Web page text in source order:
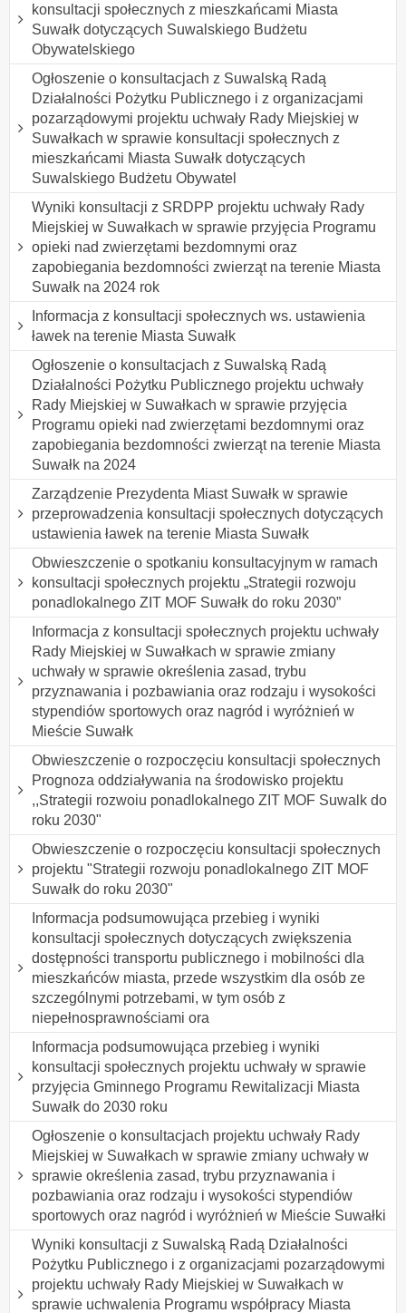
konsultacji społecznych z mieszkańcami Miasta
Suwałk dotyczących Suwalskiego Budżetu
Obywatelskiego
Ogłoszenie o konsultacjach z Suwalską Radą
Działalności Pożytku Publicznego i z organizacjami
pozarządowymi projektu uchwały Rady Miejskiej w
Suwałkach w sprawie konsultacji społecznych z
mieszkańcami Miasta Suwałk dotyczących
Suwalskiego Budżetu Obywatel
Wyniki konsultacji z SRDPP projektu uchwały Rady
Miejskiej w Suwałkach w sprawie przyjęcia Programu
opieki nad zwierzętami bezdomnymi oraz
zapobiegania bezdomności zwierząt na terenie Miasta
Suwałk na 2024 rok
Informacja z konsultacji społecznych ws. ustawienia
ławek na terenie Miasta Suwałk
Ogłoszenie o konsultacjach z Suwalską Radą
Działalności Pożytku Publicznego projektu uchwały
Rady Miejskiej w Suwałkach w sprawie przyjęcia
Programu opieki nad zwierzętami bezdomnymi oraz
zapobiegania bezdomności zwierząt na terenie Miasta
Suwałk na 2024
Zarządzenie Prezydenta Miast Suwałk w sprawie
przeprowadzenia konsultacji społecznych dotyczących
ustawienia ławek na terenie Miasta Suwałk
Obwieszczenie o spotkaniu konsultacyjnym w ramach
konsultacji społecznych projektu „Strategii rozwoju
ponadlokalnego ZIT MOF Suwałk do roku 2030”
Informacja z konsultacji społecznych projektu uchwały
Rady Miejskiej w Suwałkach w sprawie zmiany
uchwały w sprawie określenia zasad, trybu
przyznawania i pozbawiania oraz rodzaju i wysokości
stypendiów sportowych oraz nagród i wyróżnień w
Mieście Suwałk
Obwieszczenie o rozpoczęciu konsultacji społecznych
Prognoza oddziaływania na środowisko projektu
,,Strategii rozwoiu ponadlokalnego ZIT MOF Suwalk do
roku 2030"
Obwieszczenie o rozpoczęciu konsultacji społecznych
projektu "Strategii rozwoju ponadlokalnego ZIT MOF
Suwałk do roku 2030"
Informacja podsumowująca przebieg i wyniki
konsultacji społecznych dotyczących zwiększenia
dostępności transportu publicznego i mobilności dla
mieszkańców miasta, przede wszystkim dla osób ze
szczególnymi potrzebami, w tym osób z
niepełnosprawnościami ora
Informacja podsumowująca przebieg i wyniki
konsultacji społecznych projektu uchwały w sprawie
przyjęcia Gminnego Programu Rewitalizacji Miasta
Suwałk do 2030 roku
Ogłoszenie o konsultacjach projektu uchwały Rady
Miejskiej w Suwałkach w sprawie zmiany uchwały w
sprawie określenia zasad, trybu przyznawania i
pozbawiania oraz rodzaju i wysokości stypendiów
sportowych oraz nagród i wyróżnień w Mieście Suwałki
Wyniki konsultacji z Suwalską Radą Działalności
Pożytku Publicznego i z organizacjami pozarządowymi
projektu uchwały Rady Miejskiej w Suwałkach w
sprawie uchwalenia Programu współpracy Miasta